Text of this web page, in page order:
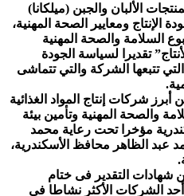
الألبان والجبن (ميلكانا)
ومعايير الصحة المهنية،
السلامة والصحة المهنية
تقديرا لسياسة الجودة
تتبعها الشركة والتي تتماشى
من 40 شركة من أبرز شركات إنتاج المواد الغذائية
والصحة المهنية وتأمين بيئة
مؤخرا تحت رعاية محمد
عبد الظاهر محافظ الأسكندرية،
شهادات التقدير فى ختام
أحد الشركات الأكثر نشاطا فى